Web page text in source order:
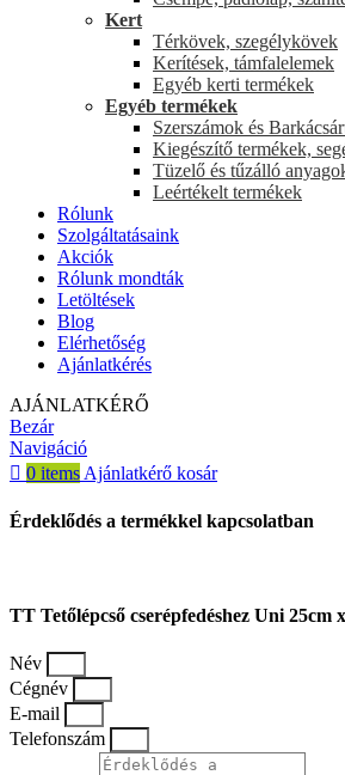
Kert
Térkövek, szegélykövek
Kerítések, támfalelemek
Egyéb kerti termékek
Egyéb termékek
Szerszámok és
Kiegészítő termékek,
Tüzelő és tűzálló
Leértékelt termékek
Rólunk
Szolgáltatásaink
Akciók
Rólunk mondták
Letöltések
Blog
Elérhetőség
Ajánlatkérés
AJÁNLATKÉRŐ
Bezár
Navigáció
0 items Ajánlatkérő kosár
Érdeklődés a termékkel kapcsolatban
TT Tetőlépcső cserépfedéshez Uni 25cm
Név
Cégnév
E-mail
Telefonszám